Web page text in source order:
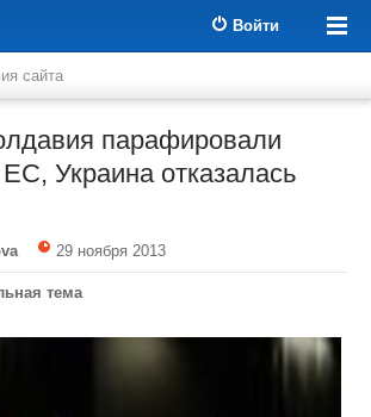
Войти
сайта
парафировали
Украина отказалась
29 ноября 2013
тема